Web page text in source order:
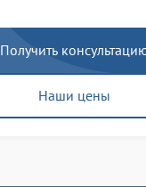
Получить
Наши цены